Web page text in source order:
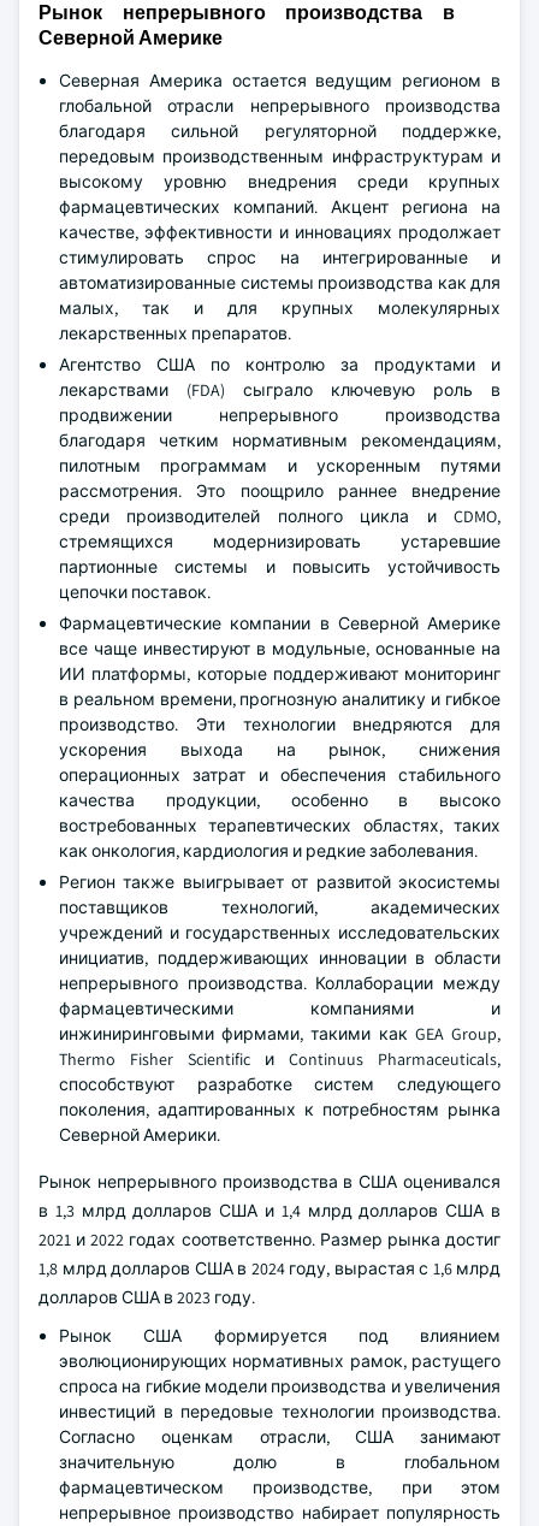
Рынок непрерывного производства в
Северной Америке
Северная Америка остается ведущим регионом в
глобальной отрасли непрерывного производства
благодаря сильной регуляторной поддержке,
передовым производственным инфраструктурам и
высокому уровню внедрения среди крупных
фармацевтических компаний. Акцент региона на
качестве, эффективности и инновациях продолжает
стимулировать спрос на интегрированные и
автоматизированные системы производства как для
малых, так и для крупных молекулярных
лекарственных препаратов.
Агентство США по контролю за продуктами и
лекарствами (FDA) сыграло ключевую роль в
продвижении непрерывного производства
благодаря четким нормативным рекомендациям,
пилотным программам и ускоренным путями
рассмотрения. Это поощрило раннее внедрение
среди производителей полного цикла и CDMO,
стремящихся модернизировать устаревшие
партионные системы и повысить устойчивость
цепочки поставок.
Фармацевтические компании в Северной Америке
все чаще инвестируют в модульные, основанные на
ИИ платформы, которые поддерживают мониторинг
в реальном времени, прогнозную аналитику и гибкое
производство. Эти технологии внедряются для
ускорения выхода на рынок, снижения
операционных затрат и обеспечения стабильного
качества продукции, особенно в высоко
востребованных терапевтических областях, таких
как онкология, кардиология и редкие заболевания.
Регион также выигрывает от развитой экосистемы
поставщиков технологий, академических
учреждений и государственных исследовательских
инициатив, поддерживающих инновации в области
непрерывного производства. Коллаборации между
фармацевтическими компаниями и
инжиниринговыми фирмами, такими как GEA Group,
Thermo Fisher Scientific и Continuus Pharmaceuticals,
способствуют разработке систем следующего
поколения, адаптированных к потребностям рынка
Северной Америки.
Рынок непрерывного производства в США оценивался
в 1,3 млрд долларов США и 1,4 млрд долларов США в
2021 и 2022 годах соответственно. Размер рынка достиг
1,8 млрд долларов США в 2024 году, вырастая с 1,6 млрд
долларов США в 2023 году.
Рынок США формируется под влиянием
эволюционирующих нормативных рамок, растущего
спроса на гибкие модели производства и увеличения
инвестиций в передовые технологии производства.
Согласно оценкам отрасли, США занимают
значительную долю в глобальном
фармацевтическом производстве, при этом
непрерывное производство набирает популярность